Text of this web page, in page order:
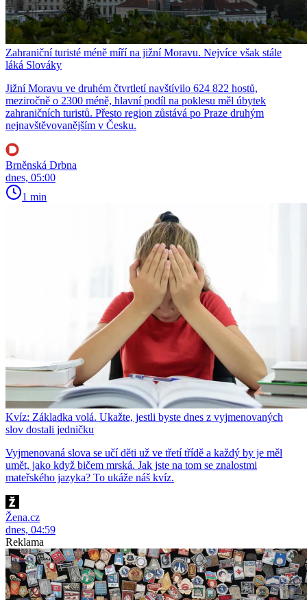
Zahraniční turisté méně míří na jižní Moravu. Nejvíce však stále
láká Slováky
Jižní Moravu ve druhém čtvrtletí navštívilo 624 822 hostů,
meziročně o 2300 méně, hlavní podíl na poklesu měl úbytek
zahraničních turistů. Přesto region zůstává po Praze druhým
nejnavštěvovanějším v Česku.
Brněnská Drbna
dnes, 05:00
1 min
Kvíz: Základka volá. Ukažte, jestli byste dnes z vyjmenovaných
slov dostali jedničku
Vyjmenovaná slova se učí děti už ve třetí třídě a každý by je měl
umět, jako když bičem mrská. Jak jste na tom se znalostmi
mateřského jazyka? To ukáže náš kvíz.
Žena.cz
dnes, 04:59
Reklama